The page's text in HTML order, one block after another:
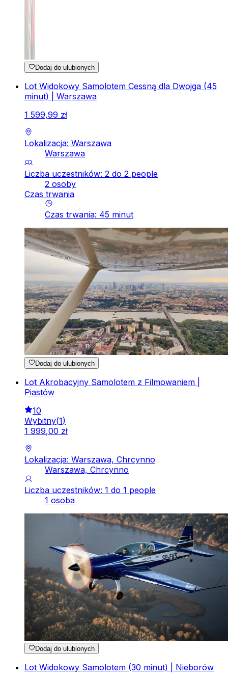
Dodaj do ulubionych
Lot Widokowy Samolotem Cessną dla Dwojga (45
minut) | Warszawa
1 599,99 zł
Lokalizacja: Warszawa
Warszawa
Liczba uczestników: 2 do 2 people
2 osoby
Czas trwania
Czas trwania: 45 minut
Dodaj do ulubionych
Lot Akrobacyjny Samolotem z Filmowaniem |
Piastów
10
Wybitny(1)
1 999,00 zł
Lokalizacja: Warszawa, Chrcynno
Warszawa, Chrcynno
Liczba uczestników: 1 do 1 people
1 osoba
Dodaj do ulubionych
Lot Widokowy Samolotem (30 minut) | Nieborów